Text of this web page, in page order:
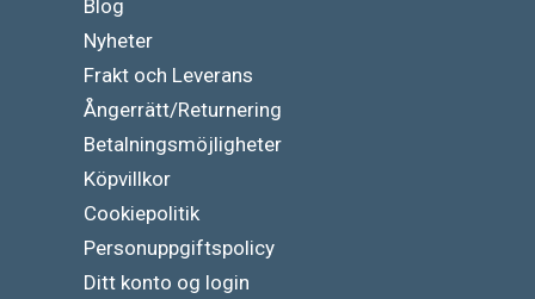
Blog
Nyheter
Frakt och Leverans
Ångerrätt/Returnering
Betalningsmöjligheter
Köpvillkor
Cookiepolitik
Personuppgiftspolicy
Ditt konto og login